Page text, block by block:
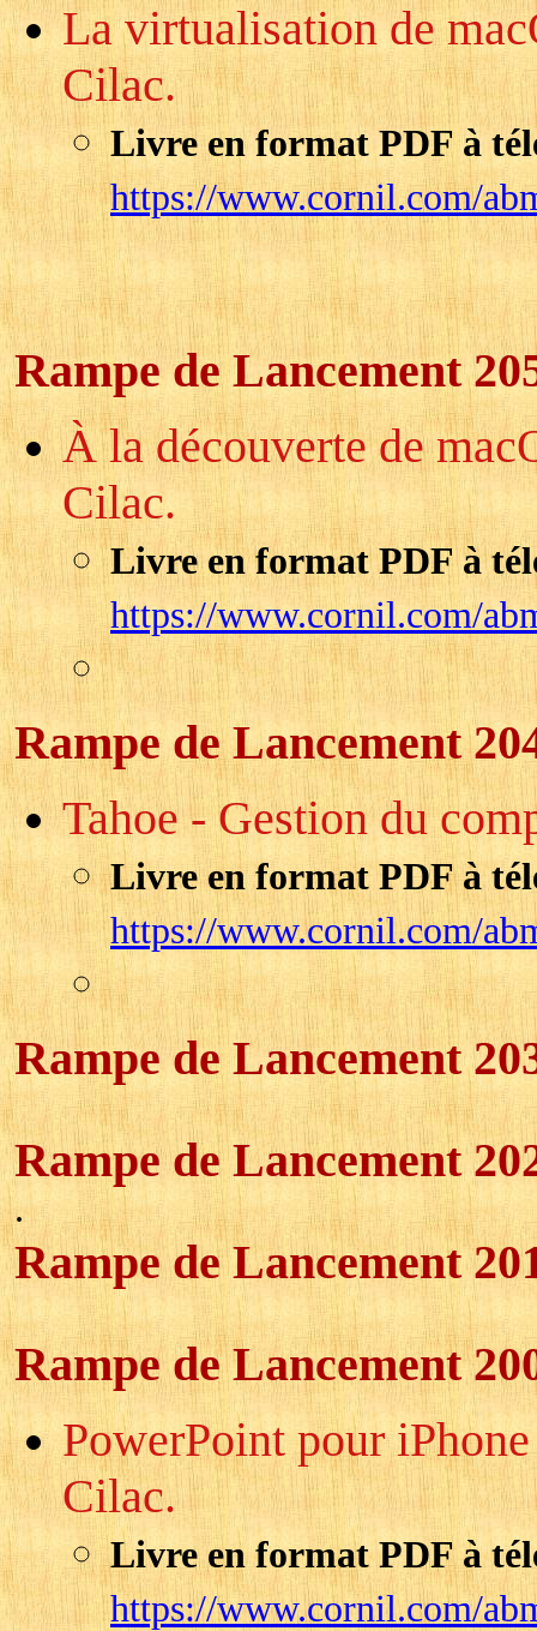
La virtualisation de
Cilac.
Livre en format PDF à
https://www.cornil.com/
Rampe de Lancement
À la découverte de
Cilac.
Livre en format PDF à
https://www.cornil.com/
Rampe de Lancement
Tahoe - Gestion du
Livre en format PDF à
https://www.cornil.com/
Rampe de Lancement
Rampe de Lancement
.
Rampe de Lancement
Rampe de Lancement
PowerPoint pour
Cilac.
Livre en format PDF à
https://www.cornil.com/